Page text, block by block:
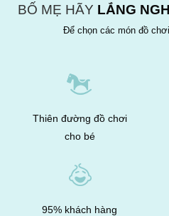
BỐ MẸ HÃY LẮNG
Để chọn các món đồ
Thiên đường đồ chơi
cho bé
95% khách hàng